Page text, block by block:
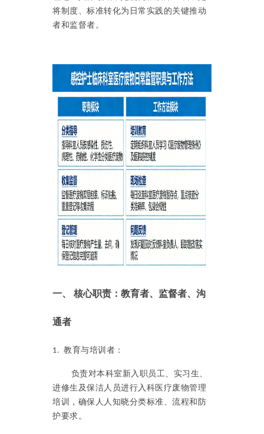
将制度、标准转化为日常实践的关键推动
者和监督者。
一、 核心职责：教育者、监督者、沟
通者
1. 教育与培训者：
负责对本科室新入职员工、实习生、
进修生及保洁人员进行入科医疗废物管理
培训，确保人人知晓分类标准、流程和防
护要求。